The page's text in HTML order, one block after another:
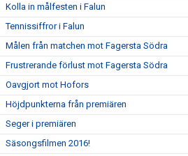
Kolla in målfesten i Falun
Tennissiffror i Falun
Målen från matchen mot Fagersta Södra
Frustrerande förlust mot Fagersta Södra
Oavgjort mot Hofors
Höjdpunkterna från premiären
Seger i premiären
Säsongsfilmen 2016!